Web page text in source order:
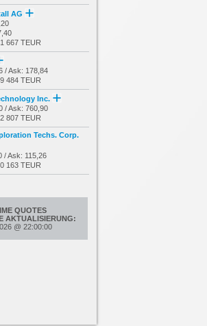
AG
667 TEUR
/ Ask: 178,84
484 TEUR
Inc.
/ Ask: 760,90
807 TEUR
Techs. Corp.
/ Ask: 115,26
163 TEUR
QUOTES
AKTUALISIERUNG:
@ 22:00:00